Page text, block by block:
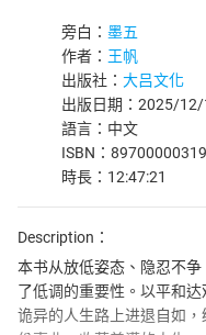
旁白： 墨五
作者： 王帆
出版社： 大吕文化
出版日期：2025/12/
語言：中文
ISBN：
時長：12:47:21
Description：
本书从放低姿态、隐忍不
了低调的重要性。以平和
诡异的人生路上进退自如